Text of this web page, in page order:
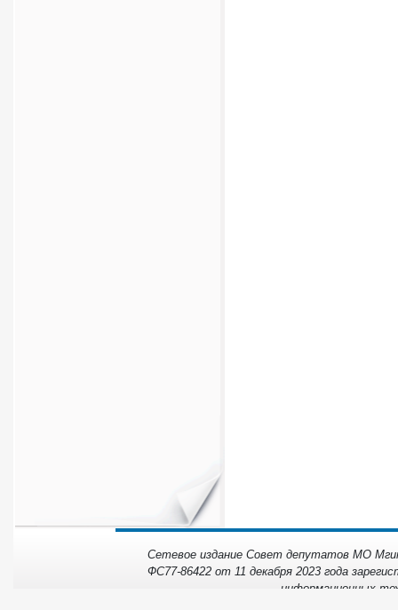
Сетевое издание Совет депутатов МО
ФС77-86422 от 11 декабря 2023 года
информационных